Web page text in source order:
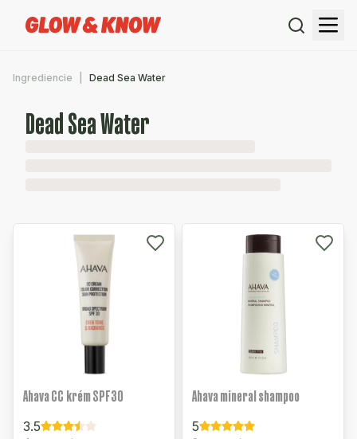
Ingrediencie Dead Sea Water
Dead Sea Water
Ahava CC krém SPF30
3.5
Ahava mineral shampoo
5